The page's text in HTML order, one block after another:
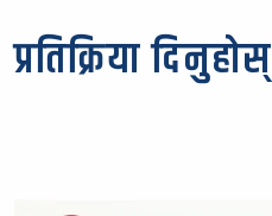
प्रतिक्रिया दिनुहोस्